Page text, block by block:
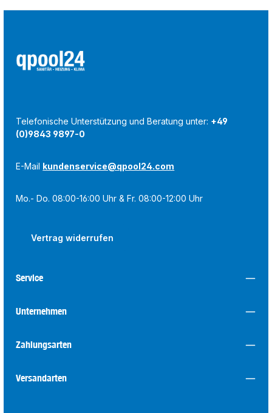
Telefonische Unterstützung und Beratung unter: +49
(0)9843 9897-0
E-Mail kundenservice@qpool24.com
Mo.- Do. 08:00-16:00 Uhr & Fr. 08:00-12:00 Uhr
Vertrag widerrufen
Service
Unternehmen
Zahlungsarten
Versandarten